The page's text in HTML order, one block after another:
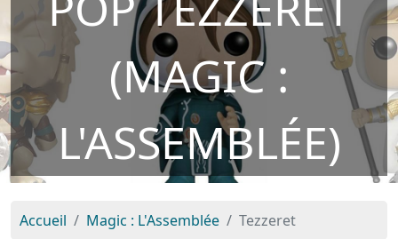
(MAGIC :
L'ASSEMBLÉE)
Accueil Magic : L'Assemblée Tezzeret